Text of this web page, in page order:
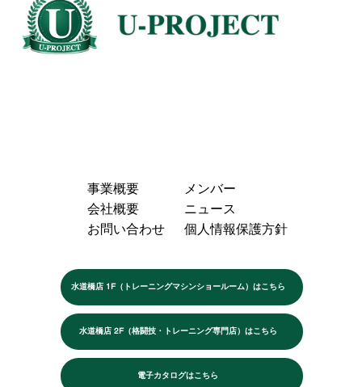
水道橋店 1F（トレーニングマシンショールーム）はこちら
水道橋店 2F（格闘技・トレーニング専門店）はこちら
電子カタログはこちら
事業概要
メンバー
会社概要
ニュース
お問い合わせ
個人情報保護方針